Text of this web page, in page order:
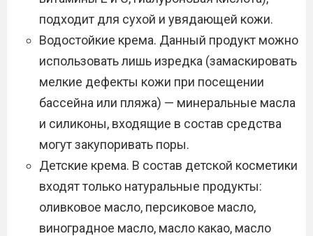
подходит для сухой и увядающей кожи.
Водостойкие крема. Данный продукт можно
использовать лишь изредка (замаскировать
мелкие дефекты кожи при посещении
бассейна или пляжа) — минеральные масла
и силиконы, входящие в состав средства
могут закупоривать поры.
Детские крема. В состав детской косметики
входят только натуральные продукты:
оливковое масло, персиковое масло,
виноградное масло, масло какао, масло